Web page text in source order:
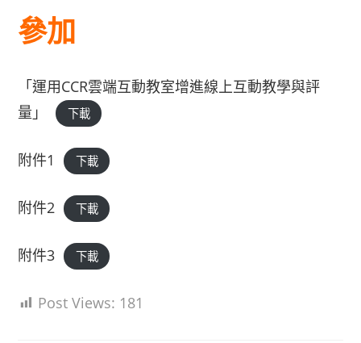
參加
「運用CCR雲端互動教室增進線上互動教學與評
量」
下載
附件1 下載
附件2 下載
附件3 下載
Post Views: 181